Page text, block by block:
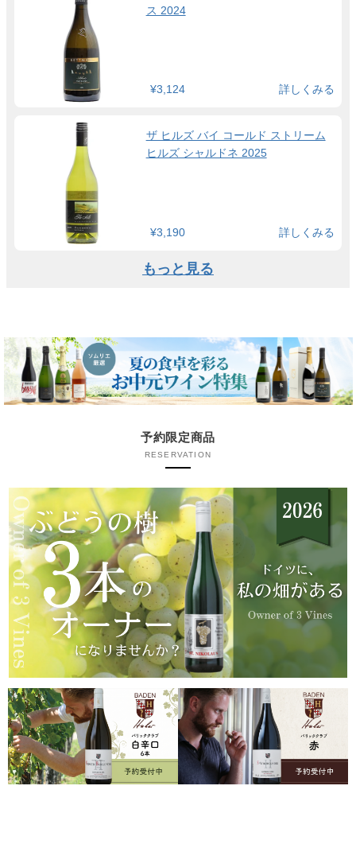
ス 2024
¥3,124 詳しくみる
ザ ヒルズ バイ コールド ストリーム
ヒルズ シャルドネ 2025
¥3,190 詳しくみる
もっと見る
予約限定商品
RESERVATION